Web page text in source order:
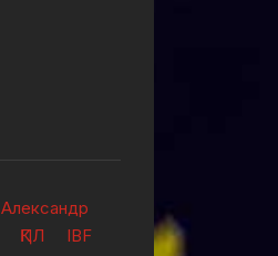
Александр
ҚПЛ
IBF